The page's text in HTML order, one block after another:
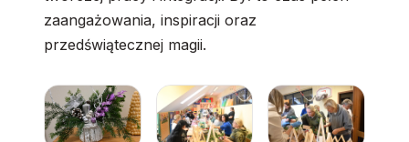
zaangażowania, inspiracji oraz
przedświątecznej magii.